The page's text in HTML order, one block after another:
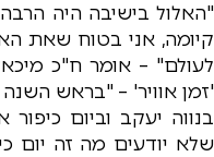
"האלול בישיבה היה
קיומה, אני בטוח שאת
לעולם" – אומר ח"כ
'זמן אוויר' – "בראש
בנווה יעקב וביום כיפור
שלא יודעים מה זה יום